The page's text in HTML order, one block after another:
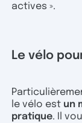
actives ».
Le vélo
le vélo est un
pratique. Il